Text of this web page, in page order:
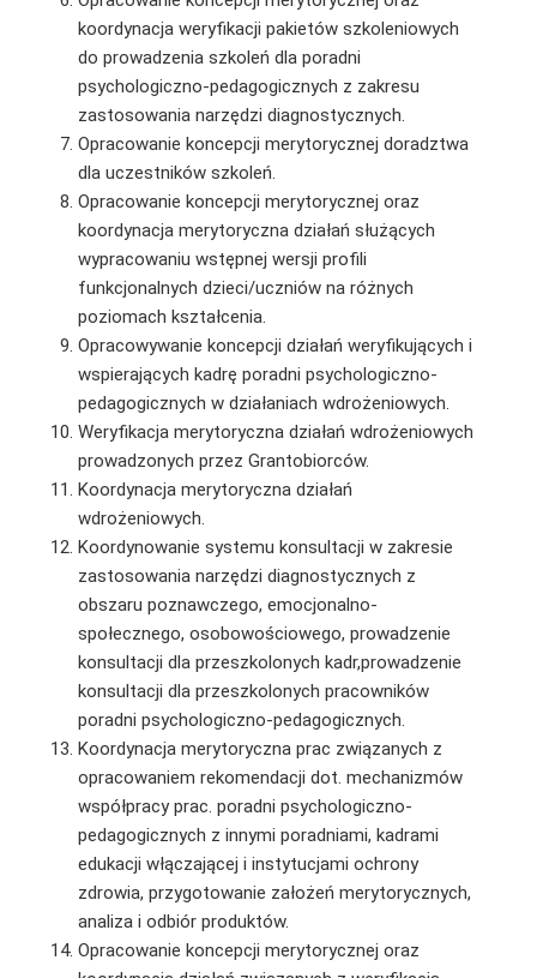
koordynacja weryfikacji pakietów szkoleniowych
do prowadzenia szkoleń dla poradni
psychologiczno-pedagogicznych z zakresu
zastosowania narzędzi diagnostycznych.
Opracowanie koncepcji merytorycznej doradztwa
dla uczestników szkoleń.
Opracowanie koncepcji merytorycznej oraz
koordynacja merytoryczna działań służących
wypracowaniu wstępnej wersji profili
funkcjonalnych dzieci/uczniów na różnych
poziomach kształcenia.
Opracowywanie koncepcji działań weryfikujących i
wspierających kadrę poradni psychologiczno-
pedagogicznych w działaniach wdrożeniowych.
Weryfikacja merytoryczna działań wdrożeniowych
prowadzonych przez Grantobiorców.
Koordynacja merytoryczna działań
wdrożeniowych.
Koordynowanie systemu konsultacji w zakresie
zastosowania narzędzi diagnostycznych z
obszaru poznawczego, emocjonalno-
społecznego, osobowościowego, prowadzenie
konsultacji dla przeszkolonych kadr,prowadzenie
konsultacji dla przeszkolonych pracowników
poradni psychologiczno-pedagogicznych.
Koordynacja merytoryczna prac związanych z
opracowaniem rekomendacji dot. mechanizmów
współpracy prac. poradni psychologiczno-
pedagogicznych z innymi poradniami, kadrami
edukacji włączającej i instytucjami ochrony
zdrowia, przygotowanie założeń merytorycznych,
analiza i odbiór produktów.
Opracowanie koncepcji merytorycznej oraz